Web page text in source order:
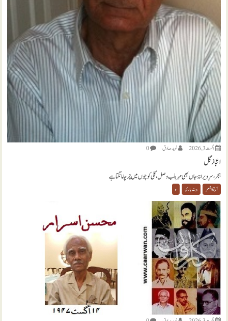
اگست 3, 2026 نويد صادق 0
اعجاز گل
ہجر، سرِ ویرانۂ جاں بھی مہر بلب وصل، گلی کوچوں میں چرچا مانگتا ہے
آج کا شعر بیت بازی ہ